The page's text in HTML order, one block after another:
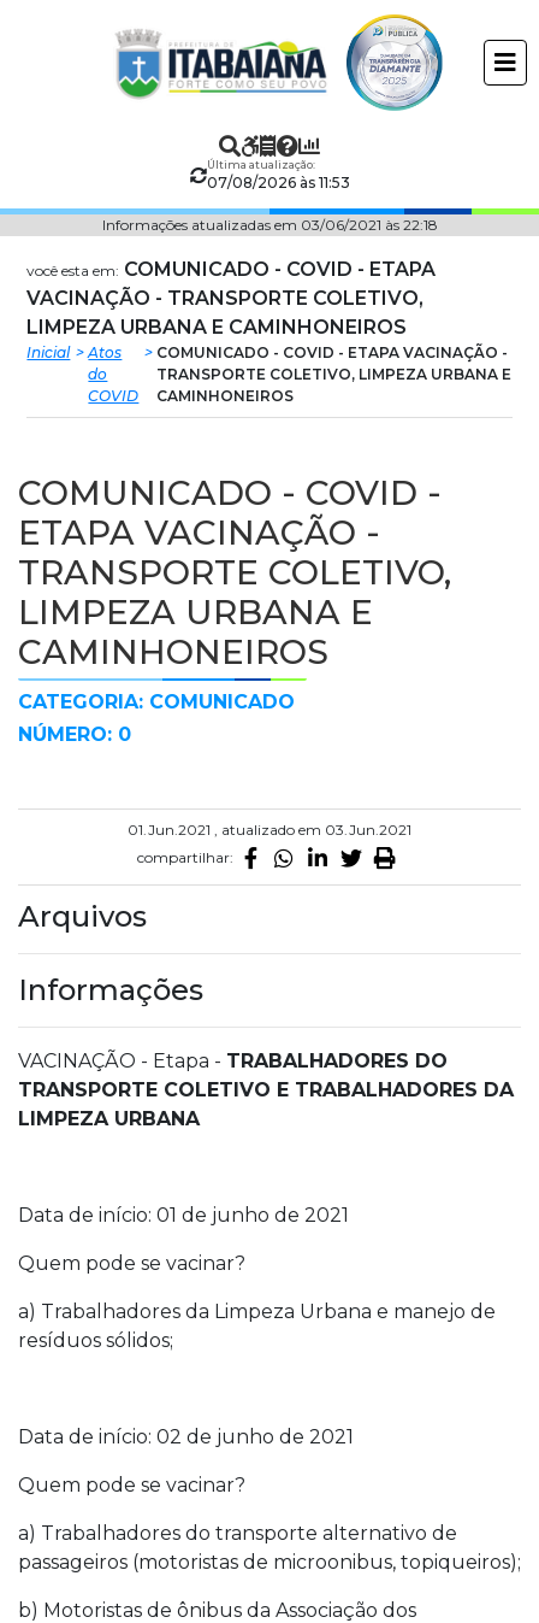
Prefeitura
Municipal
Itabaiana
Última atualização:
07/08/2026 às 11:53
Informações atualizadas em 03/06/2021 às 22:18
você esta em: COMUNICADO - COVID - ETAPA
VACINAÇÃO - TRANSPORTE COLETIVO,
LIMPEZA URBANA E CAMINHONEIROS
Inicial
Atos
do
COVID
COMUNICADO - COVID - ETAPA VACINAÇÃO -
TRANSPORTE COLETIVO, LIMPEZA URBANA E
CAMINHONEIROS
COMUNICADO - COVID -
ETAPA VACINAÇÃO -
TRANSPORTE COLETIVO,
LIMPEZA URBANA E
CAMINHONEIROS
CATEGORIA: COMUNICADO
NÚMERO: 0
01.Jun.2021 , atualizado em 03.Jun.2021
compartilhar:
Arquivos
Informações
VACINAÇÃO - Etapa - TRABALHADORES DO
TRANSPORTE COLETIVO E TRABALHADORES DA
LIMPEZA URBANA
Data de início: 01 de junho de 2021
Quem pode se vacinar?
a) Trabalhadores da Limpeza Urbana e manejo de
resíduos sólidos;
Data de início: 02 de junho de 2021
Quem pode se vacinar?
a) Trabalhadores do transporte alternativo de
passageiros (motoristas de microonibus, topiqueiros);
b) Motoristas de ônibus da Associação dos